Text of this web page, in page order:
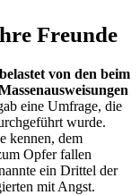
Freunde
von den beim
eine Umfrage, die
wurde.
kennen, dem
Opfer fallen
ein Drittel der
mit Angst.